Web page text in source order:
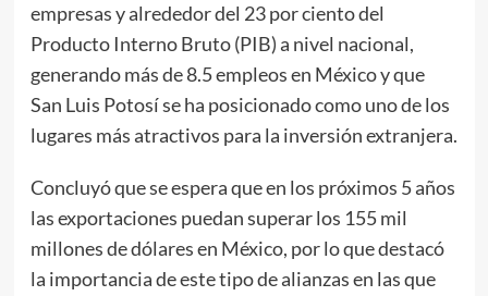
empresas y alrededor del 23 por ciento del
Producto Interno Bruto (PIB) a nivel nacional,
generando más de 8.5 empleos en México y que
San Luis Potosí se ha posicionado como uno de los
lugares más atractivos para la inversión extranjera.
Concluyó que se espera que en los próximos 5 años
las exportaciones puedan superar los 155 mil
millones de dólares en México, por lo que destacó
la importancia de este tipo de alianzas en las que